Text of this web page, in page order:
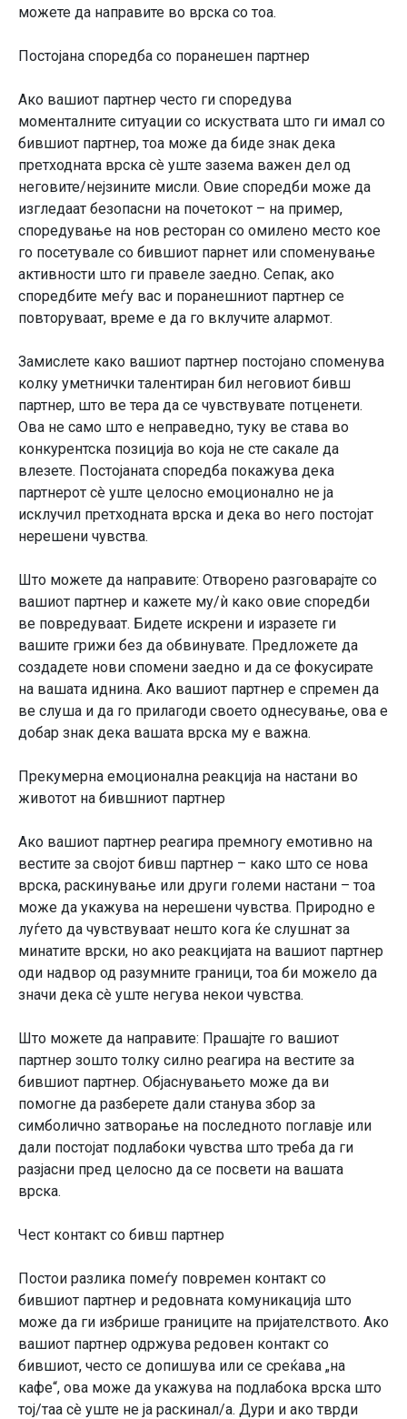
можете да направите во врска со тоа.
Постојана споредба со поранешен партнер
Ако вашиот партнер често ги споредува
моменталните ситуации со искуствата што ги имал со
бившиот партнер, тоа може да биде знак дека
претходната врска сè уште зазема важен дел од
неговите/нејзините мисли. Овие споредби може да
изгледаат безопасни на почетокот – на пример,
споредување на нов ресторан со омилено место кое
го посетувале со бившиот парнет или споменување
активности што ги правеле заедно. Сепак, ако
споредбите меѓу вас и поранешниот партнер се
повторуваат, време е да го вклучите алармот.
Замислете како вашиот партнер постојано споменува
колку уметнички талентиран бил неговиот бивш
партнер, што ве тера да се чувствувате потценети.
Ова не само што е неправедно, туку ве става во
конкурентска позиција во која не сте сакале да
влезете. Постојаната споредба покажува дека
партнерот сè уште целосно емоционално не ја
исклучил претходната врска и дека во него постојат
нерешени чувства.
Што можете да направите: Отворено разговарајте со
вашиот партнер и кажете му/ѝ како овие споредби
ве повредуваат. Бидете искрени и изразете ги
вашите грижи без да обвинувате. Предложете да
создадете нови спомени заедно и да се фокусирате
на вашата иднина. Ако вашиот партнер е спремен да
ве слуша и да го прилагоди своето однесување, ова е
добар знак дека вашата врска му е важна.
Прекумерна емоционална реакција на настани во
животот на бившниот партнер
Ако вашиот партнер реагира премногу емотивно на
вестите за својот бивш партнер – како што се нова
врска, раскинување или други големи настани – тоа
може да укажува на нерешени чувства. Природно е
луѓето да чувствуваат нешто кога ќе слушнат за
минатите врски, но ако реакцијата на вашиот партнер
оди надвор од разумните граници, тоа би можело да
значи дека сè уште негува некои чувства.
Што можете да направите: Прашајте го вашиот
партнер зошто толку силно реагира на вестите за
бившиот партнер. Објаснувањето може да ви
помогне да разберете дали станува збор за
симболично затворање на последното поглавје или
дали постојат подлабоки чувства што треба да ги
разјасни пред целосно да се посвети на вашата
врска.
Чест контакт со бивш партнер
Постои разлика помеѓу повремен контакт со
бившиот партнер и редовната комуникација што
може да ги избрише границите на пријателството. Ако
вашиот партнер одржува редовен контакт со
бившиот, често се допишува или се среќава „на
кафе“, ова може да укажува на подлабока врска што
тој/таа сè уште не ја раскинал/а. Дури и ако тврди